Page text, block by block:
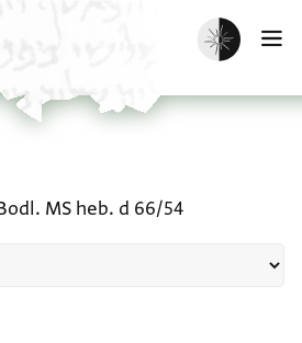
Enable dark
MS heb. d 66/54